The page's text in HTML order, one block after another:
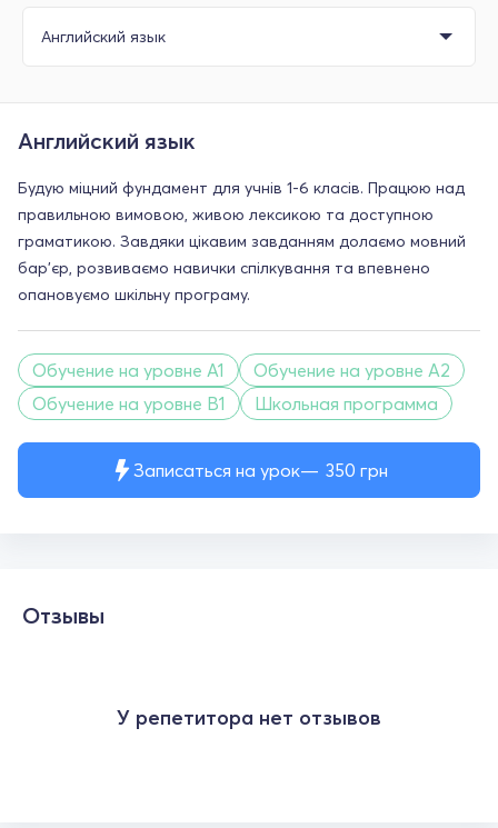
Записаться на урок 350 грн
Английский язык
Будую міцний фундамент для учнів 1-6 класів. Працюю над
правильною вимовою, живою лексикою та доступною
граматикою. Завдяки цікавим завданням долаємо мовний
бар'єр, розвиваємо навички спілкування та впевнено
опановуємо шкільну програму.
Обучение на уровне A1
Обучение на уровне A2
Обучение на уровне B1
Школьная программа
Отзывы
У репетитора нет отзывов